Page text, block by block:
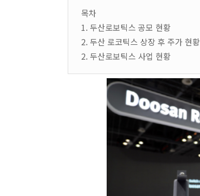
목차
1. 두산로보틱스 공모 현황
2. 두산 로코틱스 상장 후 주가 현황
2. 두산로보틱스 사업 현황